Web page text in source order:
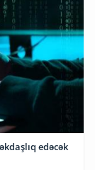
edəcək